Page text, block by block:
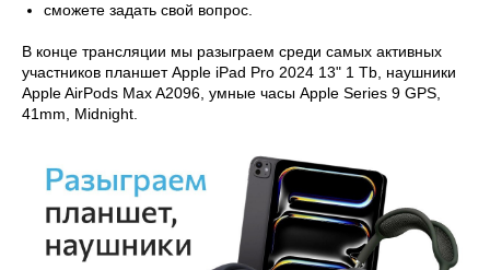
сможете задать свой вопрос.
В конце трансляции мы разыграем среди самых активных
участников планшет Apple iPad Pro 2024 13" 1 Тb, наушники
Apple AirPods Max A2096, умные часы Apple Series 9 GPS,
41mm, Midnight.